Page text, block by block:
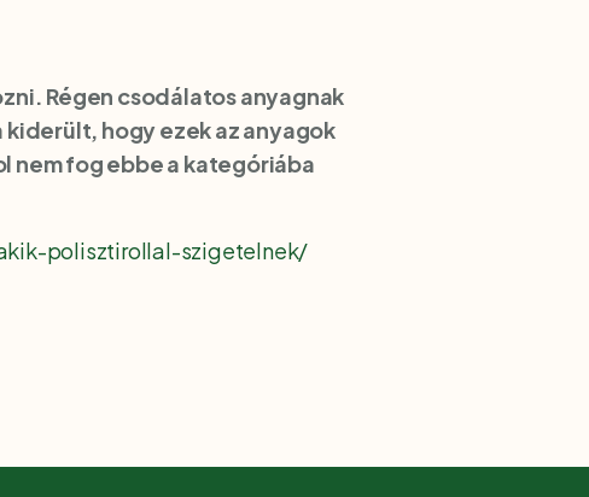
Régen csodálatos anyagnak
hogy ezek az anyagok
nem fog ebbe a kategóriába
polisztirollal-szigetelnek/